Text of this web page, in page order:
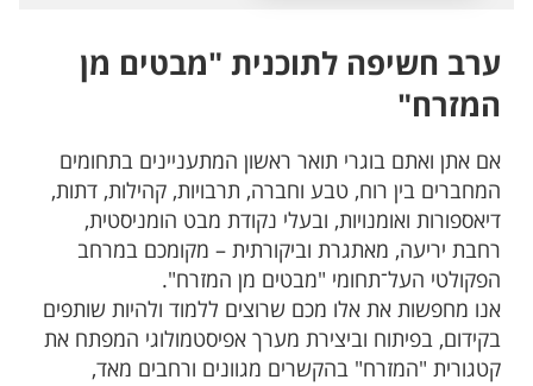
ערב חשיפה לתוכנית "מבטים מן
המזרח"
אם אתן ואתם בוגרי תואר ראשון המתעניינים בתחומים
המחברים בין רוח, טבע וחברה, תרבויות, קהילות, דתות,
דיאספורות ואומנויות, ובעלי נקודת מבט הומניסטית,
רחבת יריעה, מאתגרת וביקורתית – מקומכם במרחב
הפקולטי העל־תחומי "מבטים מן המזרח".
אנו מחפשות את אלו מכם שרוצים ללמוד ולהיות שותפים
בקידום, בפיתוח וביצירת מערך אפיסטמולוגי המפתח את
קטגורית "המזרח" בהקשרים מגוונים ורחבים מאד,